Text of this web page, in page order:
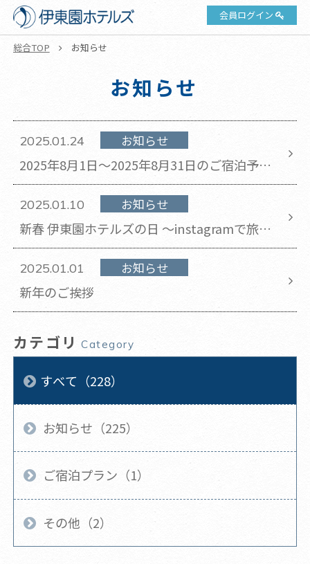
会員ログイン
総合TOP お知らせ
お知らせ
2025.01.24 お知らせ
2025年8月1日～2025年8月31日のご宿泊予約
は2025年2月1日午前10時より開始いたしま
す。
2025.01.10 お知らせ
新春 伊東園ホテルズの日 〜instagramで旅の
思い出を投稿しよう！〜
2025.01.01 お知らせ
新年のご挨拶
カテゴリ Category
すべて（228）
お知らせ（225）
ご宿泊プラン（1）
その他（2）